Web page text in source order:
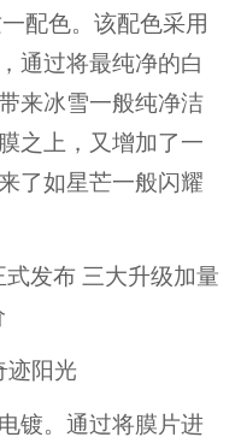
配色。该配色采用
通过将最纯净的白
来冰雪一般纯净洁
之上，又增加了一
了如星芒一般闪耀
迹阳光
。通过将膜片进